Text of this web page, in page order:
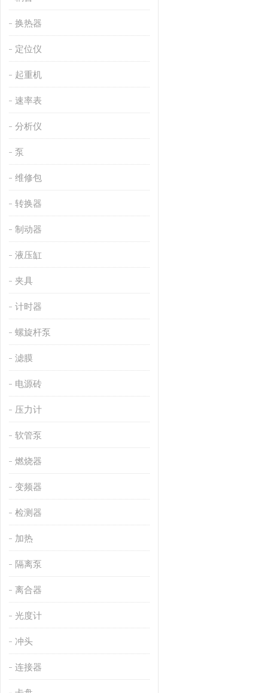
换热器
定位仪
起重机
速率表
分析仪
泵
维修包
转换器
制动器
液压缸
夹具
计时器
螺旋杆泵
滤膜
电源砖
压力计
软管泵
燃烧器
变频器
检测器
加热
隔离泵
离合器
光度计
冲头
连接器